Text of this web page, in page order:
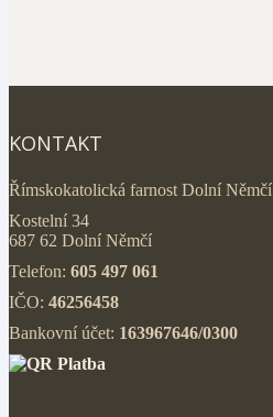
KONTAKT
Římskokatolická farnost Dolní Němčí
Kostelní 34
687 62 Dolní Němčí
Telefon: 605 497 061
IČO: 46256458
Bankovní účet: 163967646/0300